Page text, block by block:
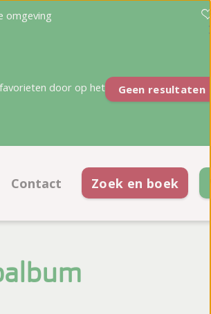
omgeving
Geen resultaten
door op het
Contact
Contactinformatie
Veelgestelde vragen
Zoek en boek